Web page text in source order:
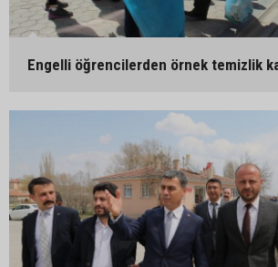
Engelli öğrencilerden örnek temizlik